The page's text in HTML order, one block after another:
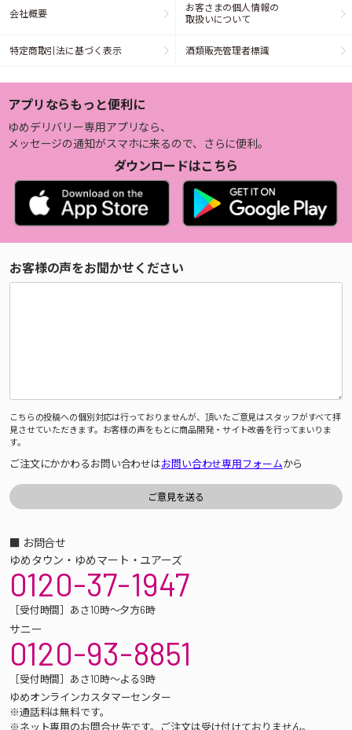
会社概要
お客さまの個人情報の
取扱いについて
特定商取引法に基づく表示 酒類販売管理者標識
アプリならもっと便利に
ゆめデリバリー専用アプリなら、
メッセージの通知がスマホに来るので、さらに便利。
ダウンロードはこちら
お客様の声をお聞かせください
こちらの投稿への個別対応は行っておりませんが、頂いたご意見はスタッフがすべて拝
見させていただきます。お客様の声をもとに商品開発・サイト改善を行ってまいりま
す。
ご注文にかかわるお問い合わせはお問い合わせ専用フォームから
■ お問合せ
ゆめタウン・ゆめマート・ユアーズ
0120-37-1947
［受付時間］あさ10時～夕方6時
サニー
0120-93-8851
［受付時間］あさ10時～よる9時
ゆめオンラインカスタマーセンター
※通話料は無料です。
※ネット専用のお問合せ先です。ご注文は受け付けておりません。